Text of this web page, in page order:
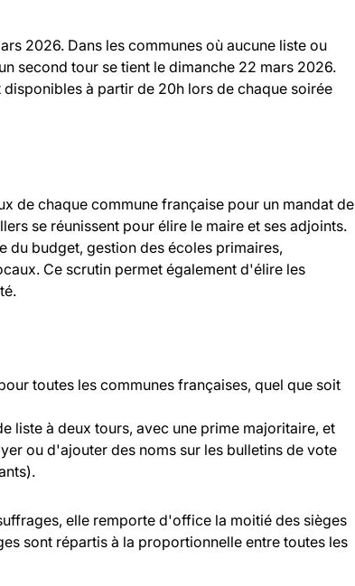
2026. Dans les communes où aucune liste ou
second tour se tient le dimanche 22 mars 2026.
à partir de 20h lors de chaque soirée
de chaque commune française pour un mandat de
se réunissent pour élire le maire et ses adjoints.
du budget, gestion des écoles primaires,
Ce scrutin permet également d'élire les
toutes les communes françaises, quel que soit
liste à deux tours, avec une prime majoritaire, et
ou d'ajouter des noms sur les bulletins de vote
elle remporte d'office la moitié des sièges
sont répartis à la proportionnelle entre toutes les